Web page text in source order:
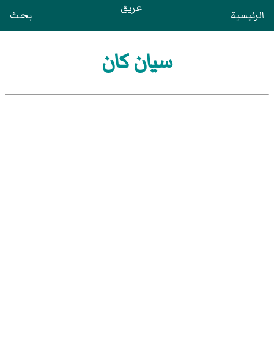
الرئيسية عريق بحث
سيان كان